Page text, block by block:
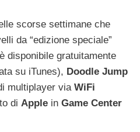
scorse settimane che
da “edizione speciale”
è disponibile gratuitamente
su iTunes), Doodle Jump
multiplayer via WiFi
di Apple in Game Center